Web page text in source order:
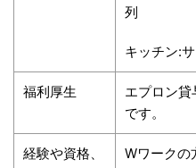
列
キッチン:
福利厚生
エプロン
です。
経験や資格、
Wワークの